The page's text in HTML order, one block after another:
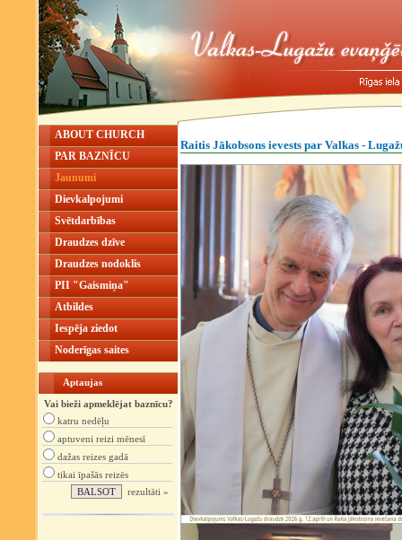
ABOUT CHURCH
PAR BAZNĪCU
Jaunumi
Dievkalpojumi
Svētdarbības
Draudzes dzīve
Draudzes nodoklis
PII "Gaismiņa"
Atbildes
Iespēja ziedot
Noderīgas saites
Aptaujas
Vai bieži apmeklējat baznīcu?
katru nedēļu
aptuveni reizi mēnesī
dažas reizes gadā
tikai īpašās reizēs
rezultāti »
Raitis Jākobsons ievests par Valkas -